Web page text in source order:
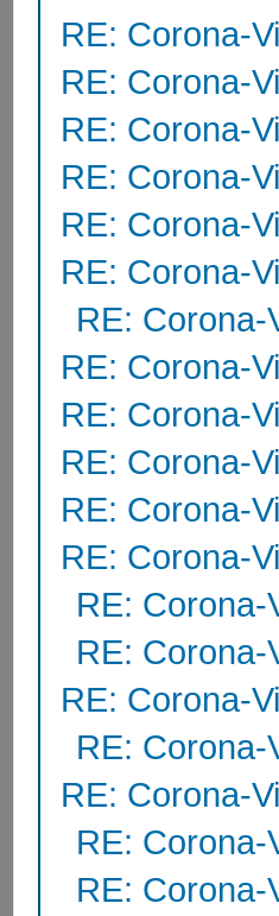
RE: Corona-
RE: Corona-
RE: Corona-
RE: Corona-
RE: Corona-
RE: Corona-
RE: Corona-
RE: Corona-
RE: Corona-
RE: Corona-
RE: Corona-
RE: Corona-
RE: Corona-
RE: Corona-
RE: Corona-
RE: Corona-
RE: Corona-
RE: Corona-
RE: Corona-